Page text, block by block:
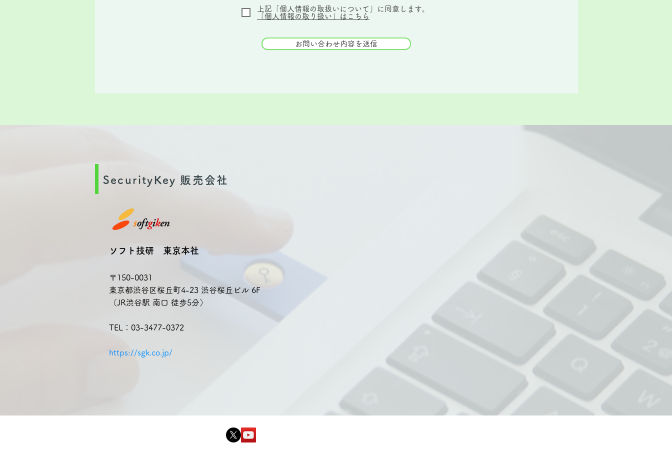
上記「個人情報の取扱いについて」に同意します。
「個人情報の取り扱い」はこちら
お問い合わせ内容を送信
SecurityKey 販売会社
ソフト技研 東京本社
〒150-0031
東京都渋谷区桜丘町4-23 渋谷桜丘ビル 6F
（JR渋谷駅 南口 徒歩5分）
TEL：03-3477-0372
https://sgk.co.jp/